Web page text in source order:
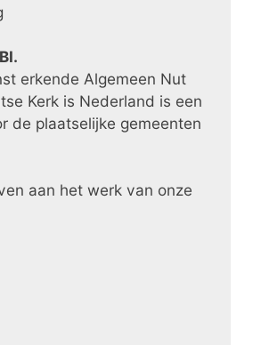
erkende Algemeen Nut
Kerk is Nederland is een
de plaatselijke gemeenten
aan het werk van onze